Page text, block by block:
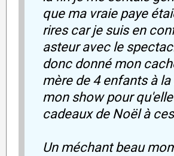
que ma vraie paye
rires car je suis en
asteur avec le
donc donné mon
mère de 4 enfants à la
mon show pour
cadeaux de Noël à
Un méchant beau